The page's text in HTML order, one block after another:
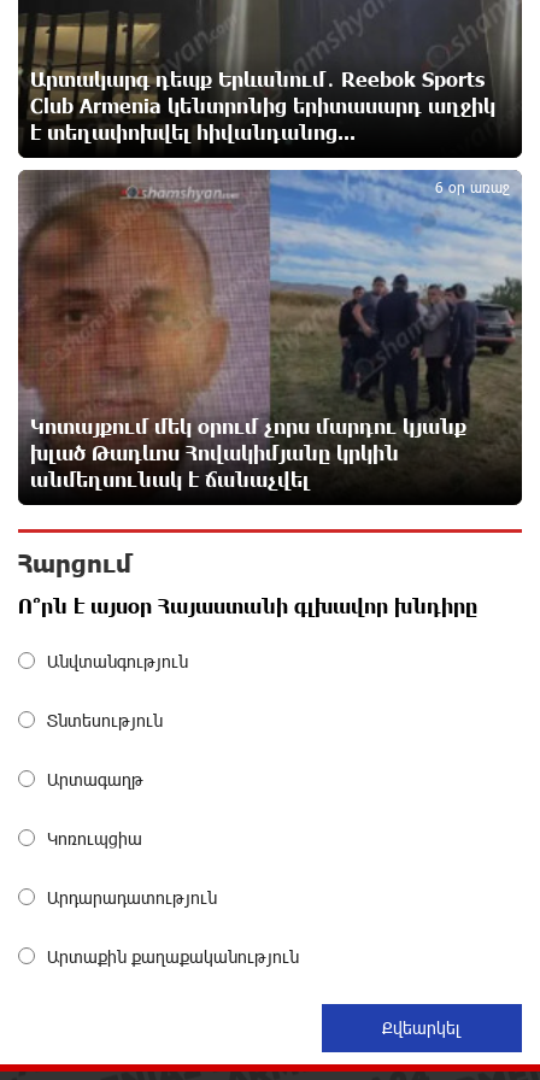
Կարապետյան
11 ժամ առաջ
Վաղը մենք ԱԺ չենք գալու. Նարեկ Կարապետյան
ՈւՂԻՂ. Նարեկ Կարապետյանը հանդես է գալիս
հայտարարությամբ
11 ժամ առաջ
Moody’s-ը IDBank-ի վարկանիշային հեռանկարը
փոխել է դրականի
11 ժամ առաջ
Վեհափառի անձնագրի մեջ գրված է՝ Գարեգին Բ․
նույնիսկ քննիչներն ու դատախազներն են այդպես
29.800 քկմ տարածքը կրճատվեց. Վարդևանյանը՝
Ֆասթ Բանկը Սևան Ստարտափ Սամմիթին
Սավգուլյան
Կաթողիկոսի և հոգևոր դասի ներկայացուցիչների
Արտակարգ դեպք Երևանում․ Reebok Sports
Club Armenia կենտրոնից երիտասարդ աղջիկ
է տեղափոխվել հիվանդանոց...
Կոտայքում մեկ օրում չորս մարդու կյանք
խլած Թադևոս Հովակիմյանը կրկին
անմեղսունակ է ճանաչվել
6 օր առաջ
5
Հարցում
Ո՞րն է այսօր Հայաստանի գլխավոր խնդիրը
Անվտանգություն
Տնտեսություն
Արտագաղթ
Կոռուպցիա
Արդարադատություն
Արտաքին քաղաքականություն